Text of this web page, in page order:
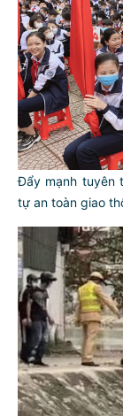
Đẩy mạnh tuyên
tự an toàn giao